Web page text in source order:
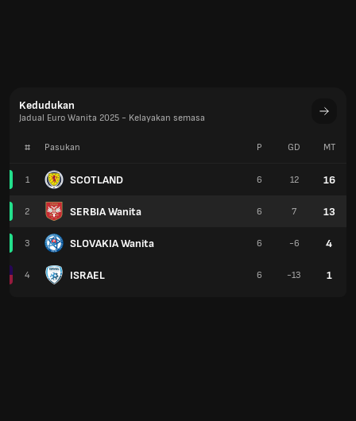
Kedudukan
Jadual Euro Wanita 2025 - Kelayakan semasa
# Pasukan
1 SCOTLAND
2 SERBIA Wanita
3 SLOVAKIA Wanita
4 ISRAEL
P GD MT
6 12 16
6 7 13
6 -6 4
6 -13 1